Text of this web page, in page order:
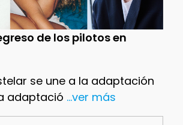
de los pilotos en
se une a la adaptación
adaptació ...ver más